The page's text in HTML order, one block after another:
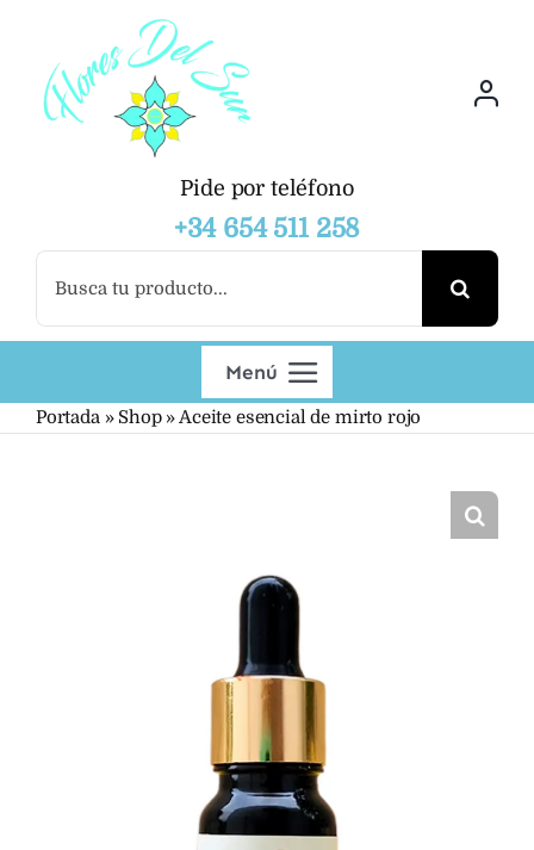
contenido
Pide por teléfono
+34 654 511 258
Menú
Productos
Portada» Shop»Aceite esencial de mirto rojo